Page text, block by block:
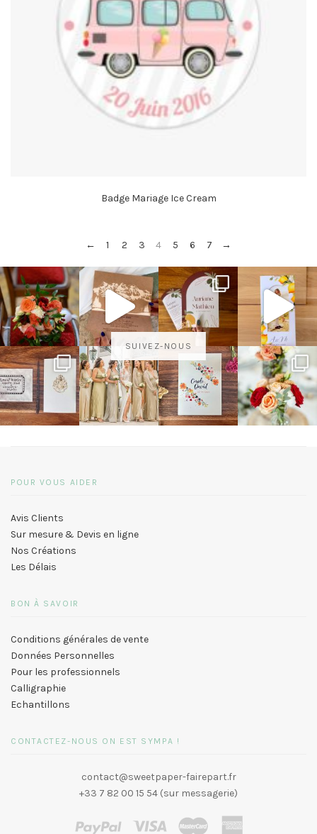
Badge Mariage Ice Cream
← 1 2 3 4 5 6 7 →
SUIVEZ-NOUS
POUR VOUS AIDER
Avis Clients
Sur mesure & Devis en ligne
Nos Créations
Les Délais
BON À SAVOIR
Conditions générales de vente
Données Personnelles
Pour les professionnels
Calligraphie
Echantillons
CONTACTEZ-NOUS ON EST SYMPA !
contact@sweetpaper-fairepart.fr
+33 7 82 00 15 54 (sur messagerie)